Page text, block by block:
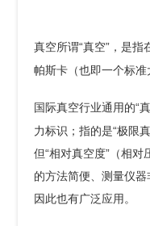
真空所谓“真空”，是
帕斯卡（也即一个标准
国际真空行业通用的“
力标识；指的是“极限
但“相对真空度”（相
的方法简便、测量仪器
因此也有广泛应用。